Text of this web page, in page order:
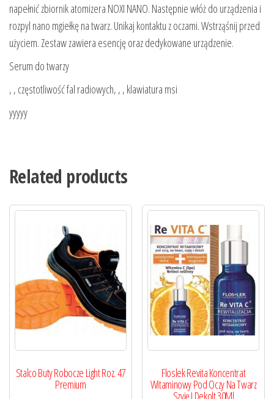
napełnić zbiornik atomizera NOXI NANO. Następnie włóż do urządzenia i
rozpyl nano mgiełkę na twarz. Unikaj kontaktu z oczami. Wstrząśnij przed
użyciem. Zestaw zawiera esencję oraz dedykowane urządzenie.
Serum do twarzy
, , częstotliwość fal radiowych, , , klawiatura msi
yyyyy
Related products
Stalco Buty Robocze Light Roz. 47
Premium
Floslek Revita Koncentrat
Witaminowy Pod Oczy Na Twarz
Szyję I Dekolt 30Ml